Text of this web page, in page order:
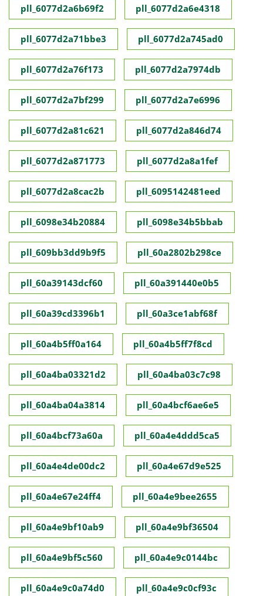
pll_6077d2a6b69f2 pll_6077d2a6e4318
pll_6077d2a71bbe3 pll_6077d2a745ad0
pll_6077d2a76f173 pll_6077d2a7974db
pll_6077d2a7bf299 pll_6077d2a7e6996
pll_6077d2a81c621 pll_6077d2a846d74
pll_6077d2a871773 pll_6077d2a8a1fef
pll_6077d2a8cac2b pll_6095142481eed
pll_6098e34b20884 pll_6098e34b5bbab
pll_609bb3dd9b9f5 pll_60a2802b298ce
pll_60a39143dcf60 pll_60a391440e0b5
pll_60a39cd3396b1 pll_60a3ce1abf68f
pll_60a4b5ff0a164 pll_60a4b5ff7f8cd
pll_60a4ba03321d2 pll_60a4ba03c7c98
pll_60a4ba04a3814 pll_60a4bcf6ae6e5
pll_60a4bcf73a60a pll_60a4e4ddd5ca5
pll_60a4e4de00dc2 pll_60a4e67d9e525
pll_60a4e67e24ff4 pll_60a4e9bee2655
pll_60a4e9bf10ab9 pll_60a4e9bf36504
pll_60a4e9bf5c560 pll_60a4e9c0144bc
pll_60a4e9c0a74d0 pll_60a4e9c0cf93c